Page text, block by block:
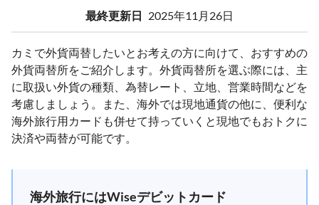
最終更新日 2025年11月26日
カミで外貨両替したいとお考えの方に向けて、おすすめの
外貨両替所をご紹介します。外貨両替所を選ぶ際には、主
に取扱い外貨の種類、為替レート、立地、営業時間などを
考慮しましょう。また、海外では現地通貨の他に、便利な
海外旅行用カードも併せて持っていくと現地でもおトクに
決済や両替が可能です。
海外旅行にはWiseデビットカード